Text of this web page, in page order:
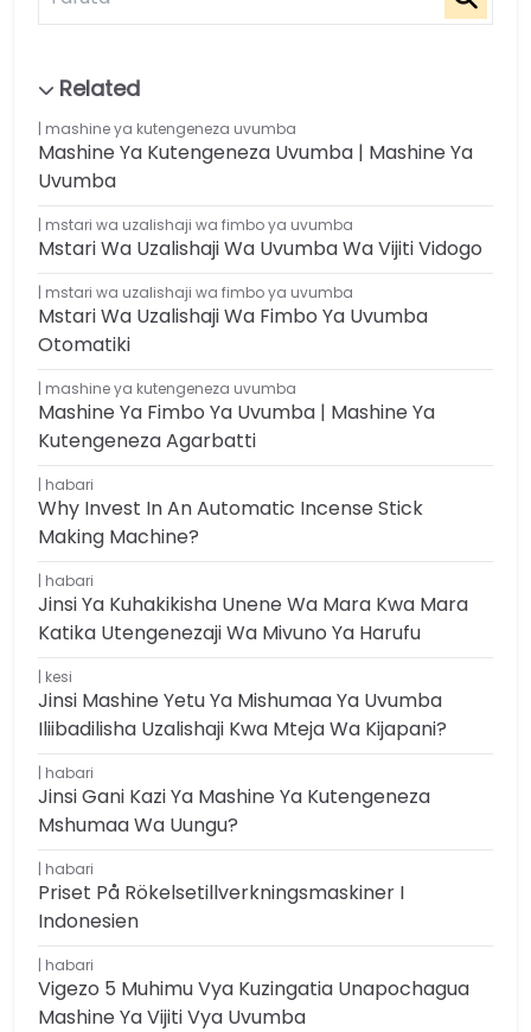
mashine ya kutengeneza uvumba
Mashine Ya Kutengeneza Uvumba | Mashine Ya
Uvumba
mstari wa uzalishaji wa fimbo ya uvumba
Mstari Wa Uzalishaji Wa Uvumba Wa Vijiti Vidogo
mstari wa uzalishaji wa fimbo ya uvumba
Mstari Wa Uzalishaji Wa Fimbo Ya Uvumba
Otomatiki
mashine ya kutengeneza uvumba
Mashine Ya Fimbo Ya Uvumba | Mashine Ya
Kutengeneza Agarbatti
habari
Why Invest In An Automatic Incense Stick
Making Machine?
habari
Jinsi Ya Kuhakikisha Unene Wa Mara Kwa Mara
Katika Utengenezaji Wa Mivuno Ya Harufu
kesi
Jinsi Mashine Yetu Ya Mishumaa Ya Uvumba
Iliibadilisha Uzalishaji Kwa Mteja Wa Kijapani?
habari
Jinsi Gani Kazi Ya Mashine Ya Kutengeneza
Mshumaa Wa Uungu?
habari
Priset På Rökelsetillverkningsmaskiner I
Indonesien
habari
Vigezo 5 Muhimu Vya Kuzingatia Unapochagua
Mashine Ya Vijiti Vya Uvumba